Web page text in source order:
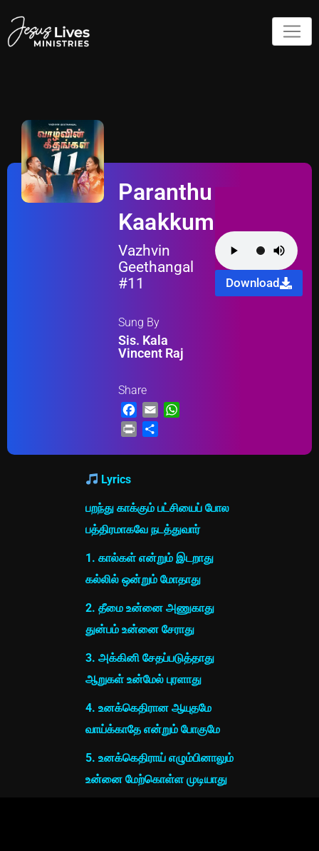
Paranthu
Kaakkum
Vazhvin
Geethangal
#11
Sung By
Sis. Kala
Vincent Raj
Share
Facebook
Email
Print
Download
Lyrics
பறந்து காக்கும் பட்சியைப் போல
பத்திரமாகவே நடத்துவார்
1. கால்கள் என்றும் இடறாது
கல்லில் ஒன்றும் மோதாது
2. தீமை உன்னை அணுகாது
துன்பம் உன்னை சேராது
3. அக்கினி சேதப்படுத்தாது
ஆறுகள் உன்மேல் புரளாது
4. உனக்கெதிரான ஆயுதமே
வாய்க்காதே என்றும் போகுமே
5. உனக்கெதிராய் எழும்பினாலும்
உன்னை மேற்கொள்ள முடியாது